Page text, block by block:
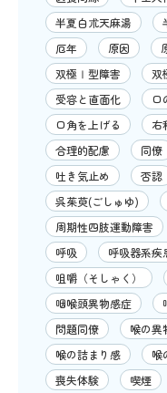
半夏白朮天麻湯
厄年
原因
双極Ⅰ型障害
双
受容と直面化
口
口角を上げる
右
合理的配慮
同僚
吐き気止め
否認
呉茱萸(ごしゅゆ)
周期性四肢運動障害
呼吸
呼吸器系疾
咀嚼（そしゃく）
咽喉頭異物感症
問題同僚
喉の異
喉の詰まり感
喉
喪失体験
喫煙